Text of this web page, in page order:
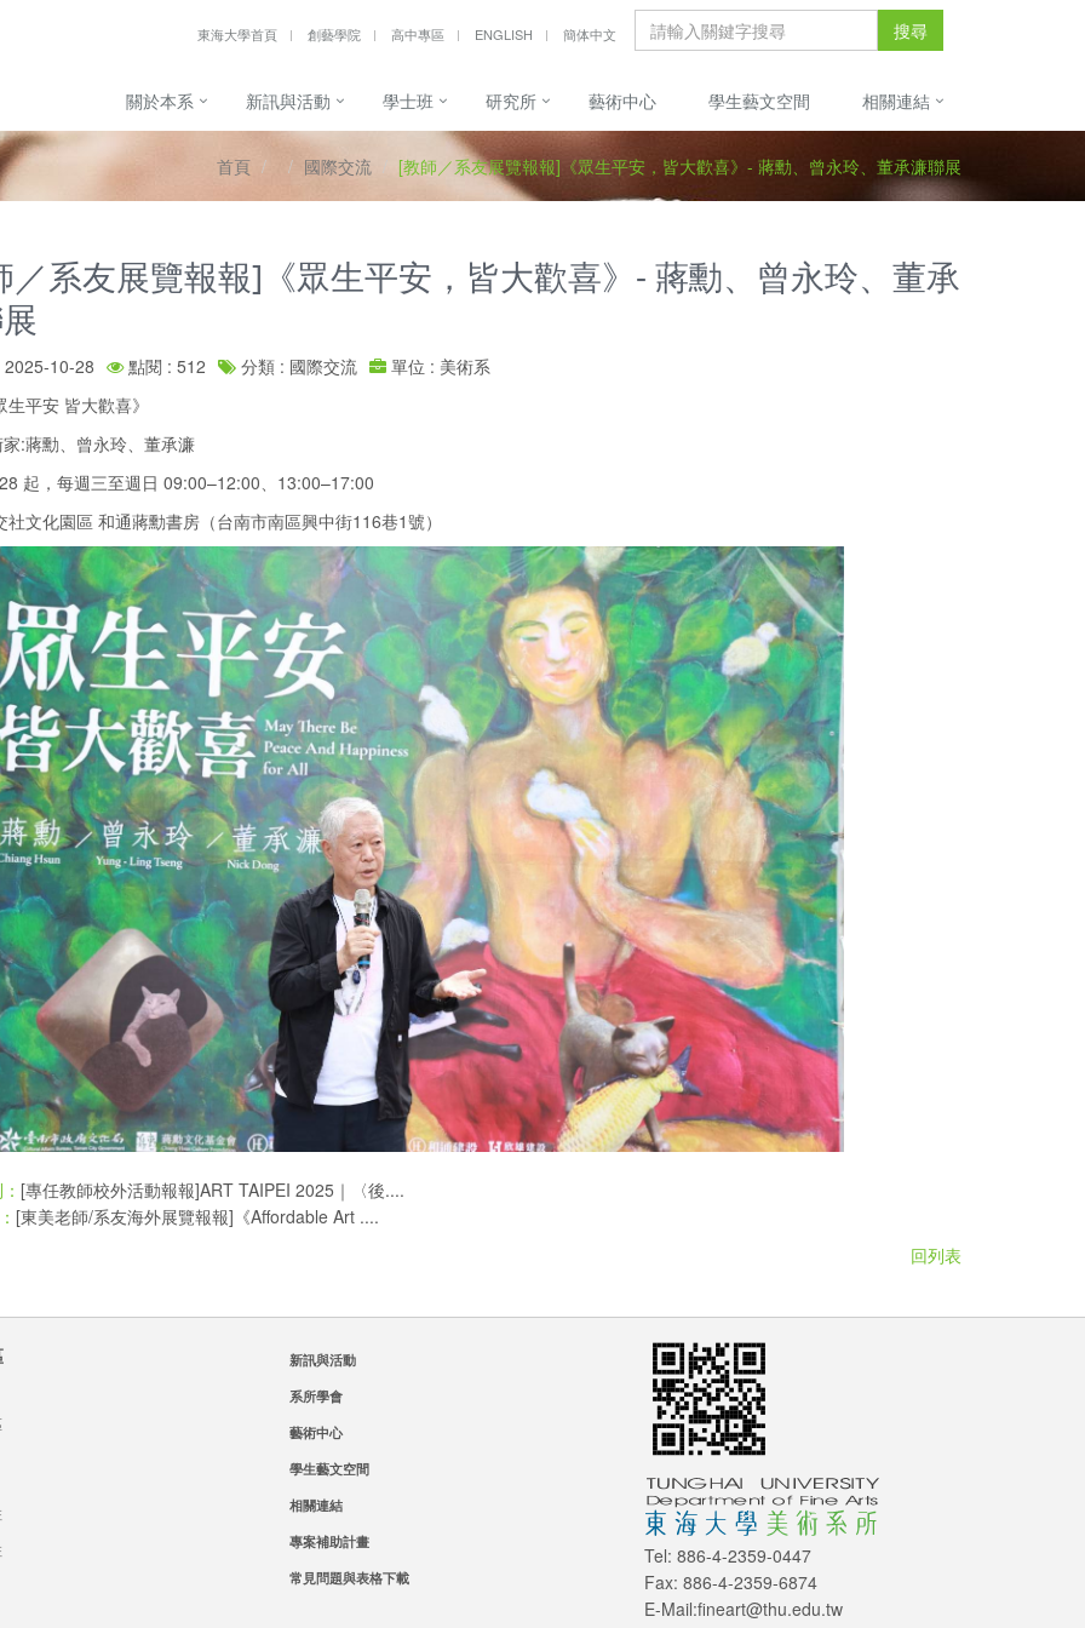
東海大學首頁 創藝學院 高中專區 ENGLISH 簡体中文 搜尋
關於本系 新訊與活動 學士班 研究所 藝術中心 學生藝文空間 相關連結
首頁 國際交流 [教師／系友展覽報報]《眾生平安，皆大歡喜》- 蔣勳、曾永玲、董承濂聯展
／系友展覽報報]《眾生平安，皆大歡喜》- 蔣勳、曾永玲、董承
10-28 點閱 : 512 分類 : 國際交流
單位 : 美術系
平安 皆大歡喜》
:蔣勳、曾永玲、董承濂
起，每週三至週日 09:00–12:00、13:00–17:00
社文化園區 和通蔣勳書房（台南市南區興中街116巷1號）
[專任教師校外活動報報]ART TAIPEI 2025｜〈後....
[東美老師/系友海外展覽報報]《Affordable Art ....
回列表
新訊與活動
系所學會
藝術中心
學生藝文空間
相關連結
專案補助計畫
常見問題與表格下載
Tel: 886-4-2359-0447
Fax: 886-4-2359-6874
E-Mail:fineart@thu.edu.tw